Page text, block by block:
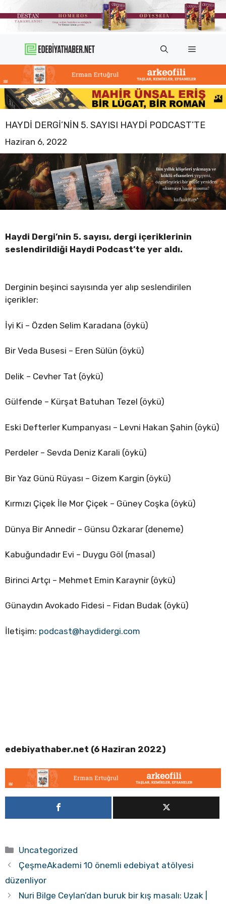
atla
Menü
HAYDI DERGI’NIN 5. SAYISI HAYDI PODCAST’TE
Haziran 6, 2022
Haydi Dergi’nin 5. sayısı, dergi içeriklerinin
seslendirildiği Haydi Podcast’te yer aldı.
Derginin beşinci sayısında yer alıp seslendirilen
içerikler:
İyi Ki – Özden Selim Karadana (öykü)
Bir Veda Busesi – Eren Sülün (öykü)
Delik – Cevher Tat (öykü)
Gülfende – Kürşat Batuhan Tezel (öykü)
Eski Defterler Kumpanyası – Levni Hakan Şahin (öykü)
Perdeler – Sevda Deniz Karali (öykü)
Bir Yaz Günü Rüyası – Gizem Kargin (öykü)
Kırmızı Çiçek İle Mor Çiçek – Güney Coşka (öykü)
Dünya Bir Annedir – Günsu Özkarar (deneme)
Kabuğundadır Evi – Duygu Göl (masal)
Birinci Artçı – Mehmet Emin Karaynir (öykü)
Günaydın Avokado Fidesi – Fidan Budak (öykü)
İletişim: podcast@haydidergi.com
edebiyathaber.net (6 Haziran 2022)
Kategoriler
Uncategorized
ÇeşmeAkademi 10 önemli edebiyat atölyesi
düzenliyor
Nuri Bilge Ceylan’dan buruk bir kış masalı: Uzak |